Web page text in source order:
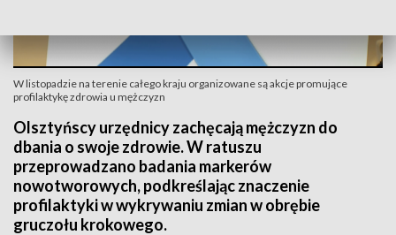
W listopadzie na terenie całego kraju organizowane są akcje promujące
profilaktykę zdrowia u mężczyzn
Olsztyńscy urzędnicy zachęcają mężczyzn do
dbania o swoje zdrowie. W ratuszu
przeprowadzano badania markerów
nowotworowych, podkreślając znaczenie
profilaktyki w wykrywaniu zmian w obrębie
gruczołu krokowego.